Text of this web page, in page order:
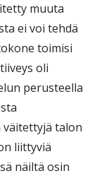
muuta
ei voi tehdä
toimisi
oli
perusteella
talon
liittyviä
näiltä osin